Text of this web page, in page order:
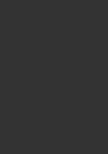
SEE MORE OPTIONS